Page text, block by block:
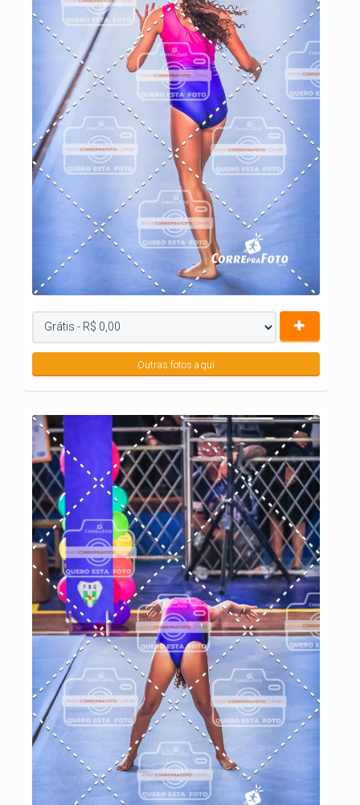
Outras fotos aqui